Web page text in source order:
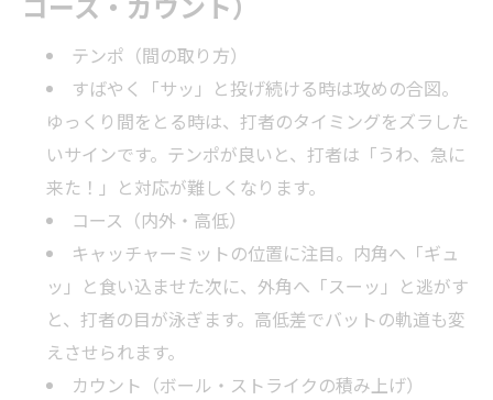
テンポ（間の取り方）
すばやく「サッ」と投げ続ける時は攻めの合図。
ゆっくり間をとる時は、打者のタイミングをズラした
いサインです。テンポが良いと、打者は「うわ、急に
来た！」と対応が難しくなります。
コース（内外・高低）
キャッチャーミットの位置に注目。内角へ「ギュ
ッ」と食い込ませた次に、外角へ「スーッ」と逃がす
と、打者の目が泳ぎます。高低差でバットの軌道も変
えさせられます。
カウント（ボール・ストライクの積み上げ）